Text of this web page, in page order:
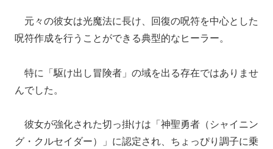
元々の彼女は光魔法に長け、回復の呪符を中心とした
呪符作成を行うことができる典型的なヒーラー。
特に「駆け出し冒険者」の域を出る存在ではありませ
んでした。
彼女が強化された切っ掛けは「神聖勇者（シャイニン
グ・クルセイダー）」に認定され、ちょっぴり調子に乗